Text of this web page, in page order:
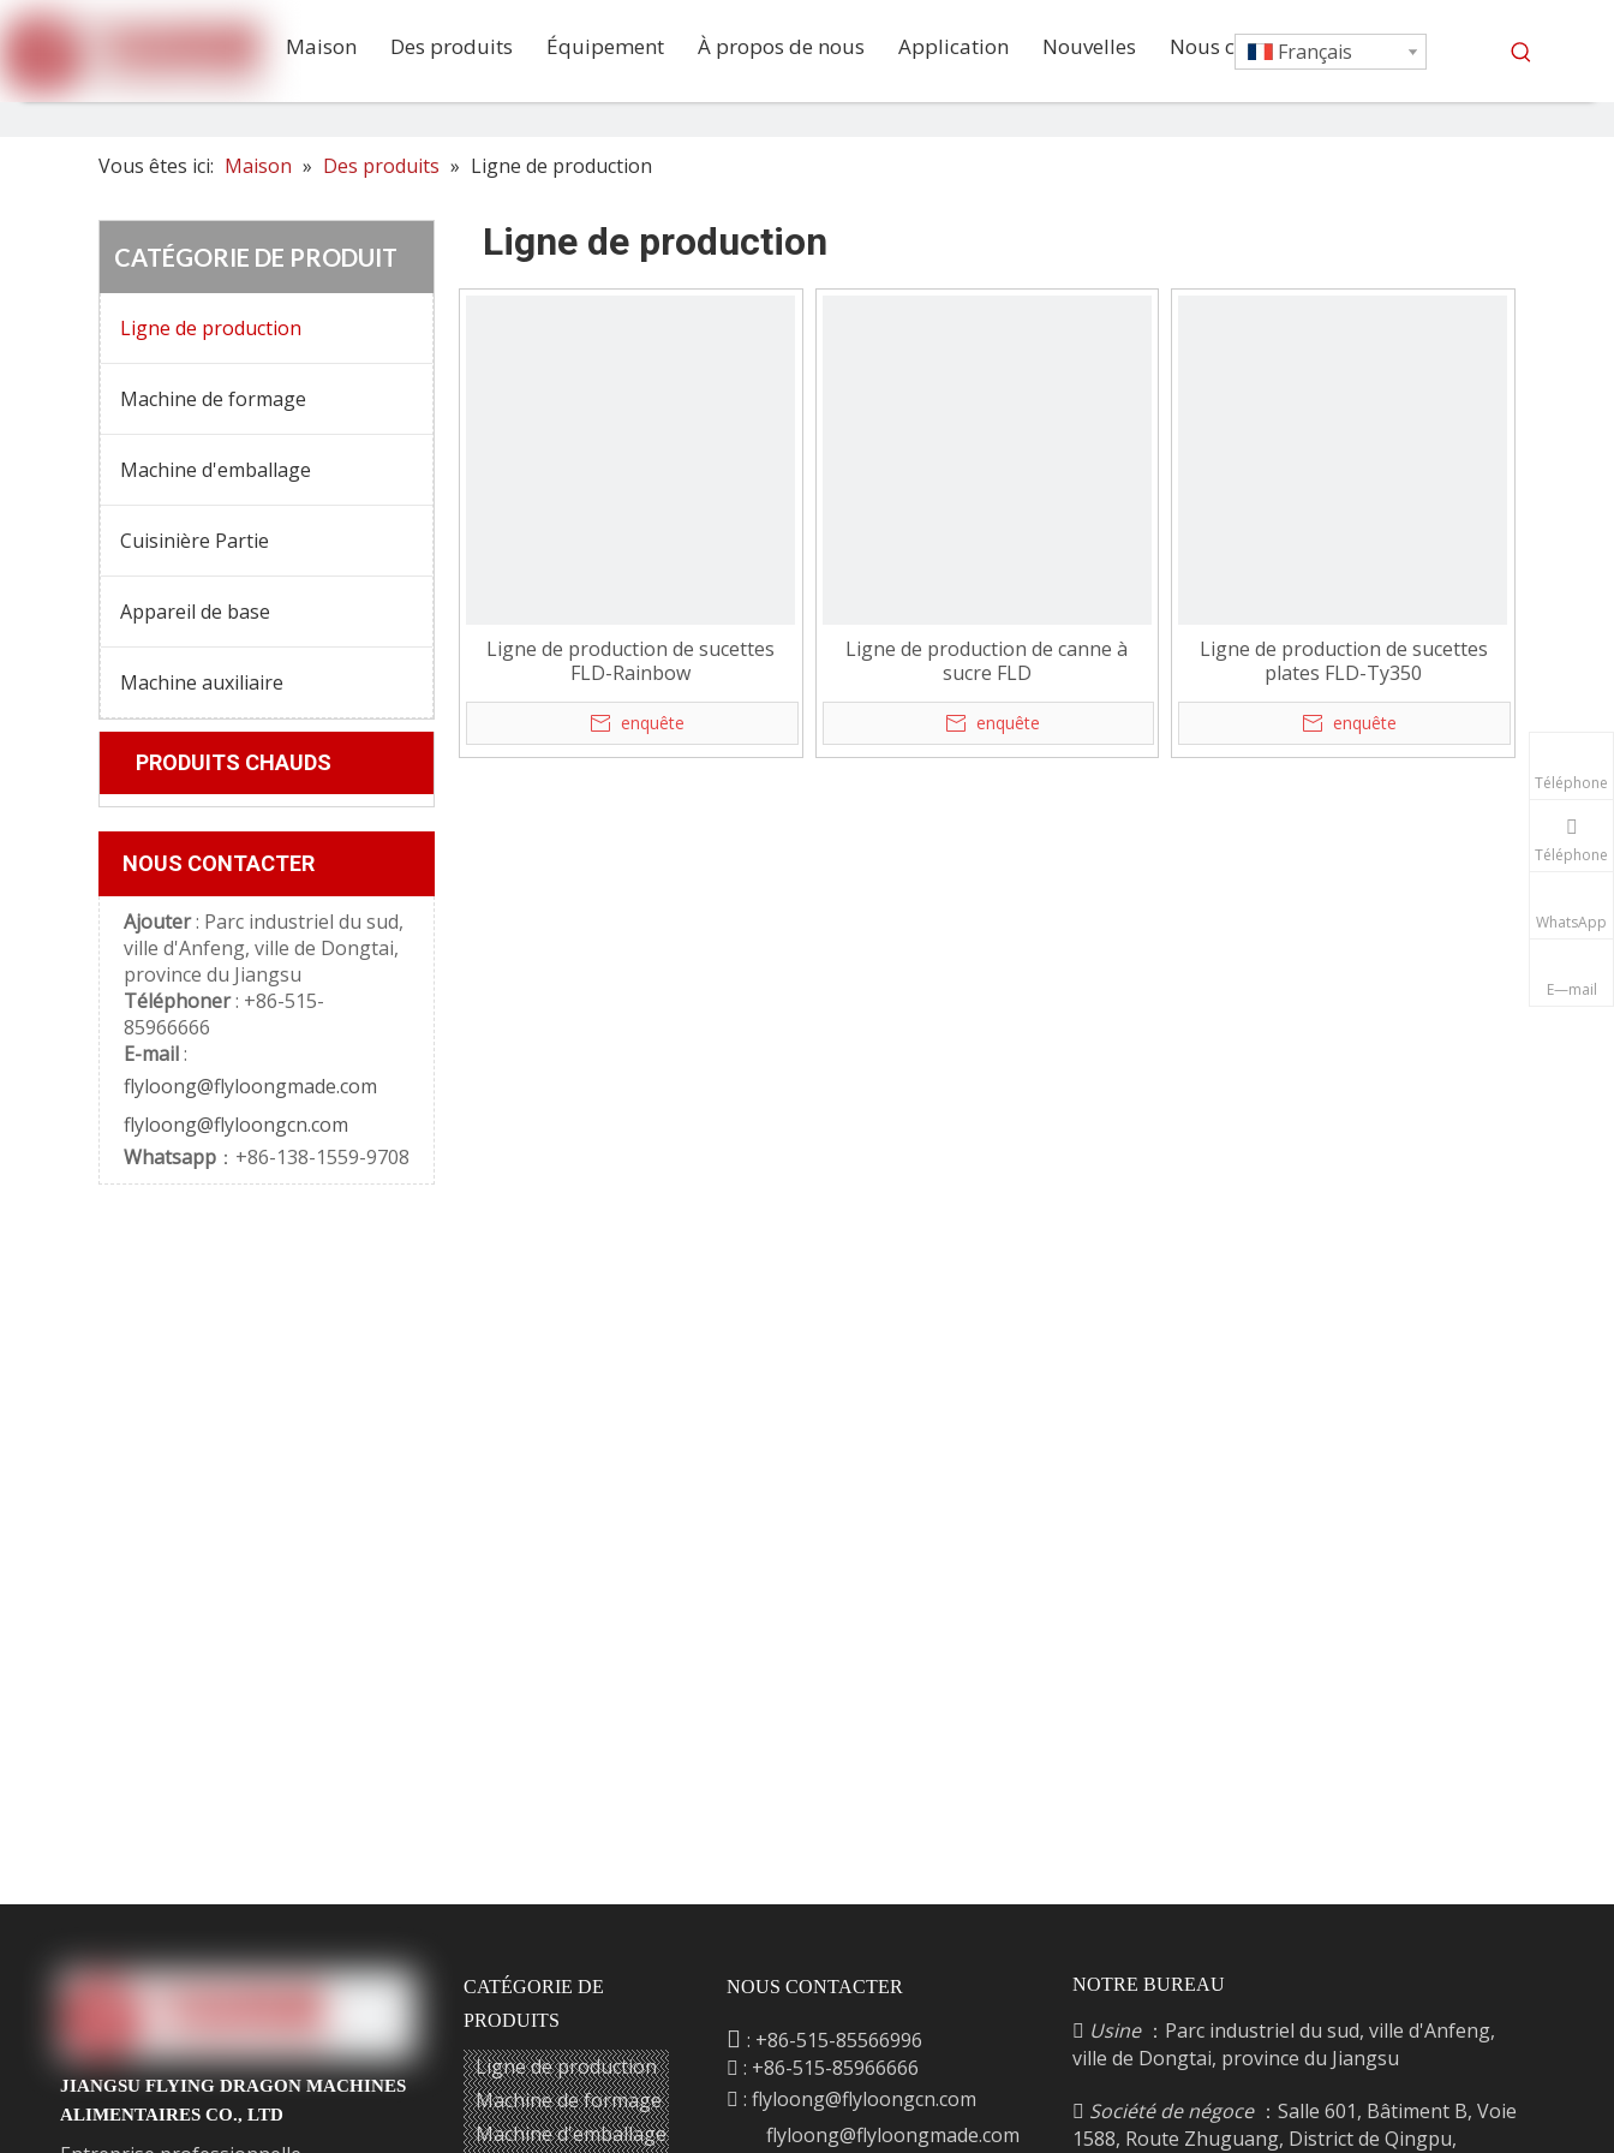
Maison Des produits Équipement À propos de nous Application Nouvelles Nous contacterFrançais
Vous êtes ici: Maison » Des produits » Ligne de production
CATÉGORIE DE PRODUIT
Ligne de production
Machine de formage
Machine d'emballage
Cuisinière Partie
Appareil de base
Machine auxiliaire
PRODUITS CHAUDS
NOUS CONTACTER
Ajouter: Parc industriel du sud,
ville d'Anfeng, ville de Dongtai,
province du Jiangsu
Téléphoner: +86-515-
85966666
E-mail:
flyloong@flyloongmade.com
flyloong@flyloongcn.com
Whatsapp ：+86-138-1559-9708
Ligne de production
Ligne de production de sucettes
FLD-Rainbow
enquête
Ligne de production de canne à
sucre FLD
enquête
Ligne de production de sucettes
plates FLD-Ty350
enquête
JIANGSU FLYING DRAGON MACHINES
ALIMENTAIRES CO., LTD
CATÉGORIE DE
PRODUITS
Ligne de production
Machine de formage
Machine d'emballage
NOUS CONTACTER
 : +86-515-85566996
 : +86-515-85966666
 : flyloong@flyloongcn.com
flyloong@flyloongmade.com
NOTRE BUREAU
 Usine ：Parc industriel du sud, ville d'Anfeng,
ville de Dongtai, province du Jiangsu
 Société de négoce ：Salle 601, Bâtiment B, Voie
1588, Route Zhuguang, District de Qingpu,
Téléphone
Téléphone
WhatsApp
E—mail